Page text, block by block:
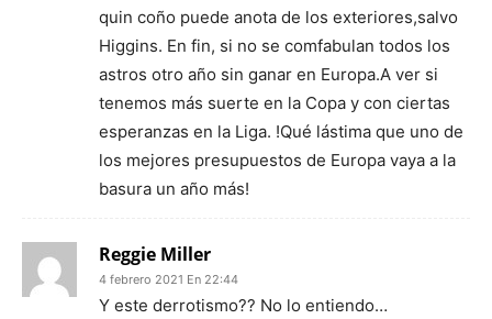
quin coño puede anota de los exteriores,salvo
Higgins. En fin, si no se comfabulan todos los
astros otro año sin ganar en Europa.A ver si
tenemos más suerte en la Copa y con ciertas
esperanzas en la Liga. !Qué lástima que uno de
los mejores presupuestos de Europa vaya a la
basura un año más!
Reggie Miller
4 febrero 2021 En 22:44
Y este derrotismo?? No lo entiendo…